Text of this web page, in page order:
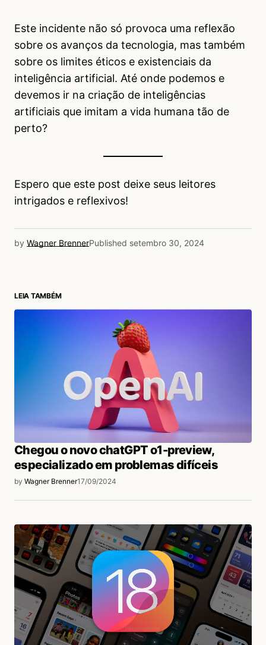
Este incidente não só provoca uma reflexão
sobre os avanços da tecnologia, mas também
sobre os limites éticos e existenciais da
inteligência artificial. Até onde podemos e
devemos ir na criação de inteligências
artificiais que imitam a vida humana tão de
perto?
Espero que este post deixe seus leitores
intrigados e reflexivos!
by Wagner BrennerPublished setembro 30, 2024
LEIA TAMBÉM
Chegou o novo chatGPT o1-preview,
especializado em problemas difíceis
by Wagner Brenner17/09/2024